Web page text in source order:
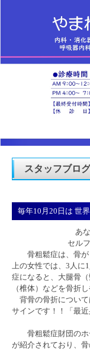
スタッフブログ
毎年10月20日は 世
あ
セル
骨粗鬆症は、骨が
上の女性では、3人
症になると、大腿骨
（椎体）などを骨折
背骨の骨折につい
サインです！！「最
骨粗鬆症財団のホ
が紹介されており、